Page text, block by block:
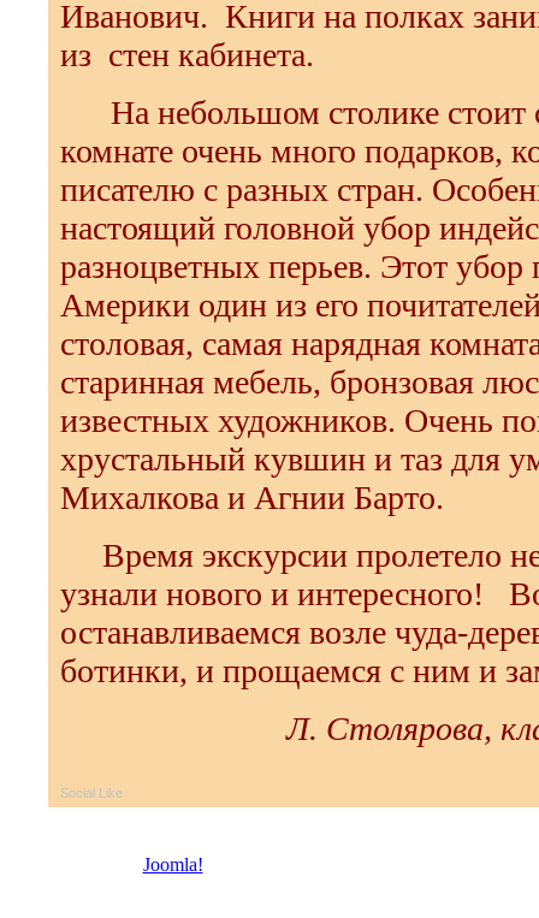
Иванович. Книги на полках
из стен кабинета.
На небольшом столике стоит
комнате очень много подарков,
писателю с разных стран.
настоящий головной убор
разноцветных перьев. Этот
Америки один из его
столовая, самая нарядная
старинная мебель, бронзовая
известных художников. Очень
хрустальный кувшин и таз для
Михалкова и Агнии Барто.
Время экскурсии пролетело
узнали нового и интересного!
останавливаемся возле чуда-
ботинки, и прощаемся с ним и
Л. Столярова,
Social Like
Joomla!